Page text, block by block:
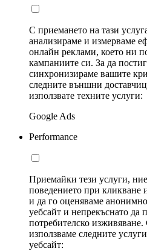
С приемането на тази
анализираме и измерваме
онлайн реклами, което ни
кампаниите си. За да
синхронизираме вашите
следните външни
използвате техните услуги:
Google Ads
Performance
Приемайки тези услуги,
поведението при кликване
и да го оценяваме
уебсайт и непрекъснато да
потребителско
използваме следните
уебсайт: